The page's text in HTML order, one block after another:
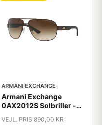
ARMANI EXCHANGE
Armani Exchange
0AX2012S Solbriller -
VEJL. PRIS 890,00 KR